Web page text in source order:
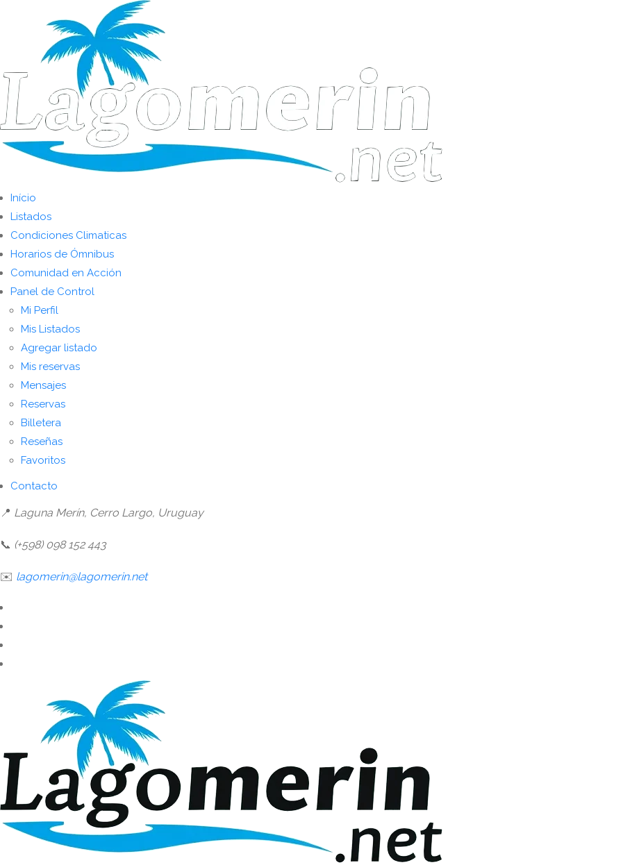
Início
Listados
Condiciones Climaticas
Horarios de Ómnibus
Comunidad en Acción
Panel de Control
Mi Perfil
Mis Listados
Agregar listado
Mis reservas
Mensajes
Reservas
Billetera
Reseñas
Favoritos
Contacto
📍 Laguna Merín, Cerro Largo, Uruguay
📞 (+598) 098 152 443
✉️ lagomerin@lagomerin.net